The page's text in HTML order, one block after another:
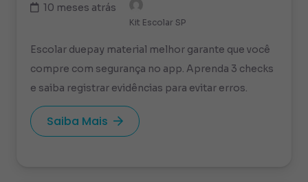
10 meses atrás
Kit Escolar SP
Escolar duepay material melhor garante que você
compre com segurança no app. Aprenda 3 checks
e saiba registrar evidências para evitar erros.
Saiba Mais